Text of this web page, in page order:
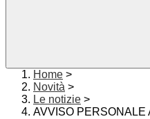
Home >
Novità >
Le notizie >
AVVISO PERSONALE